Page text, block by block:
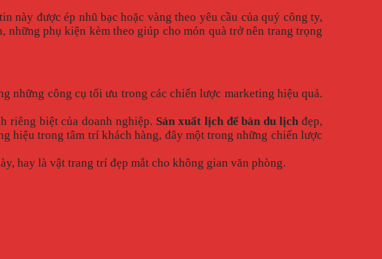
được ép nhũ bạc hoặc vàng theo yêu cầu của quý công ty,
phụ kiện kèm theo giúp cho món quà trở nên trang trọng
những công cụ tối ưu trong các chiến lược marketing hiệu quả.
riêng biệt của doanh nghiệp. Sản xuất lịch để bàn du lịch đẹp,
hiệu trong tâm trí khách hàng, đây một trong những chiến lược
hay là vật trang trí đẹp mắt cho không gian văn phòng.